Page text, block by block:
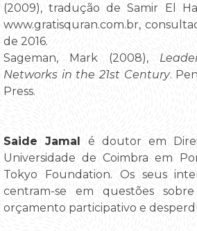
(2009), tradução de Samir El
www.gratisquran.com.br,
de 2016.
Sageman, Mark (2008),
Networks in the 21st Century.
Press.
Saide Jamal é doutor em
Universidade de Coimbra em
Tokyo Foundation. Os seus
centram-se em questões
orçamento participativo e